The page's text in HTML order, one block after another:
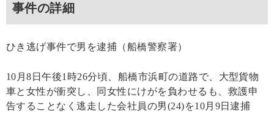
事件の詳細
ひき逃げ事件で男を逮捕（船橋警察署）
10月8日午後1時26分頃、船橋市浜町の道路で、大型貨物
車と女性が衝突し、同女性にけがを負わせるも、救護申
告することなく逃走した会社員の男(24)を10月9日逮捕